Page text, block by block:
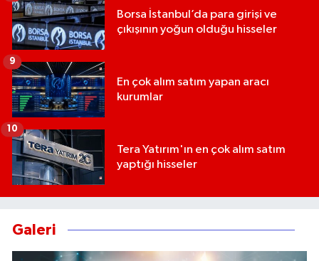
Borsa İstanbul’da para girişi ve
çıkışının yoğun olduğu hisseler
En çok alım satım yapan aracı
kurumlar
9
Tera Yatırım'ın en çok alım satım
yaptığı hisseler
10
Galeri